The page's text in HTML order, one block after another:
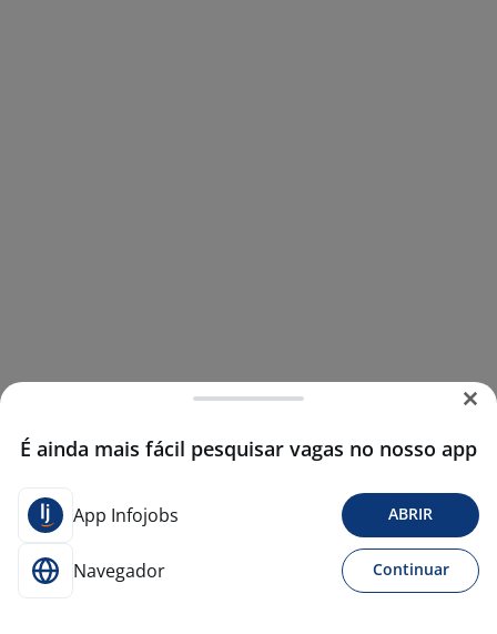
É ainda mais fácil pesquisar vagas no nosso app
App Infojobs ABRIR
Navegador Continuar